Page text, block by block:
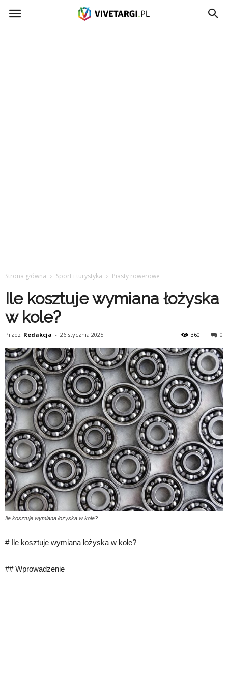
Vivetargi.pl
Strona główna Sport i turystyka Piasty rowerowe
Ile kosztuje wymiana łożyska
w kole?
Przez Redakcja - 26 stycznia 2025 0
360
Ile kosztuje wymiana łożyska w kole?
# Ile kosztuje wymiana łożyska w kole?
## Wprowadzenie